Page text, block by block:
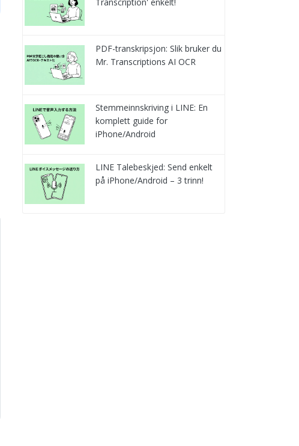
PDF-transkripsjon: Slik bruker du
Mr. Transcriptions AI OCR
Stemmeinnskriving i LINE: En
komplett guide for
iPhone/Android
LINE Talebeskjed: Send enkelt
på iPhone/Android – 3 trinn!